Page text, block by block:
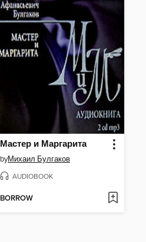
Мастер и Маргарита
byМихаил Булгаков
AUDIOBOOK
BORROW